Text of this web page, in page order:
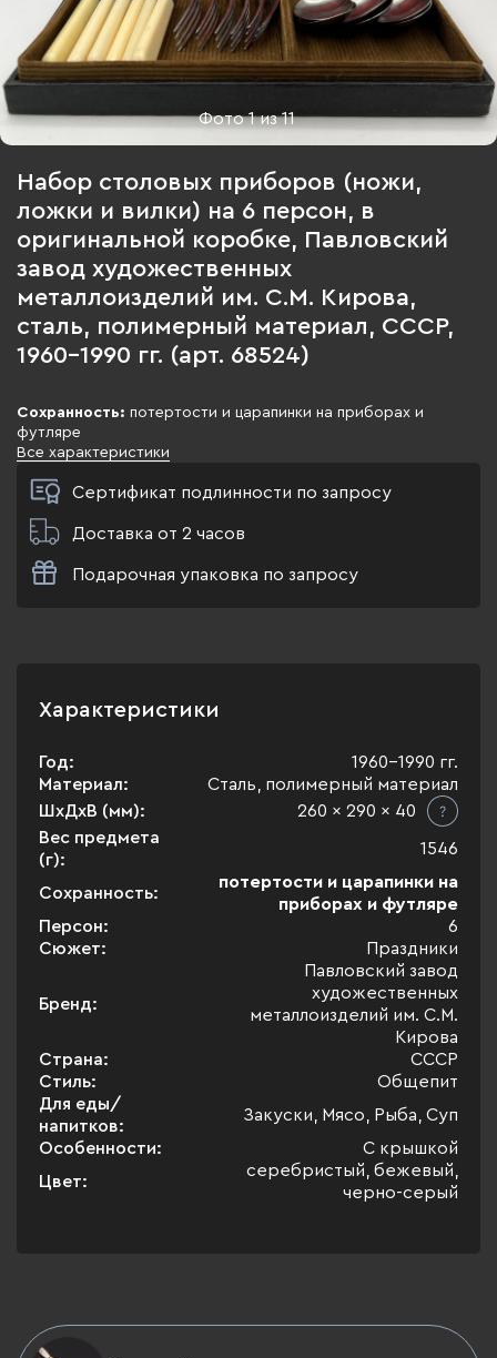
Фото1из11
Набор столовых приборов (ножи,
ложки и вилки) на 6 персон, в
оригинальной коробке, Павловский
завод художественных
металлоизделий им. С.М. Кирова,
сталь, полимерный материал, СССР,
1960-1990 гг. (арт. 68524)
Сохранность: потертости и царапинки на приборах и
футляре
Все характеристики
Сертификат подлинности по запросу
Доставка от 2 часов
Подарочная упаковка по запросу
Характеристики
Год:
1960-1990 гг.
Материал:
Сталь, полимерный материал
ШхДхВ (мм):
260 x 290 x 40
Вес предмета
(г):
1546
Сохранность:
потертости и царапинки на
приборах и футляре
Персон:
6
Сюжет:
Праздники
Бренд:
Павловский завод
художественных
металлоизделий им. С.М.
Кирова
Страна:
СССР
Стиль:
Общепит
Для еды/
напитков:
Закуски, Мясо, Рыба, Суп
Особенности:
С крышкой
Цвет:
серебристый, бежевый,
черно-серый